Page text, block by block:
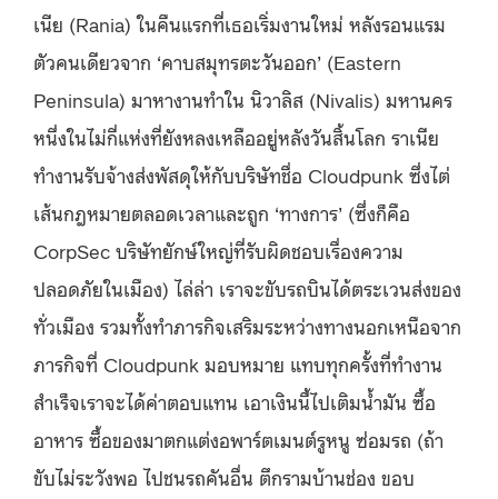
เนีย (Rania) ในคืนแรกที่เธอเริ่มงานใหม่ หลังรอนแรม
ตัวคนเดียวจาก ‘คาบสมุทรตะวันออก’ (Eastern
Peninsula) มาหางานทำใน นิวาลิส (Nivalis) มหานคร
หนึ่งในไม่กี่แห่งที่ยังหลงเหลืออยู่หลังวันสิ้นโลก ราเนีย
ทำงานรับจ้างส่งพัสดุให้กับบริษัทชื่อ Cloudpunk ซึ่งไต่
เส้นกฎหมายตลอดเวลาและถูก ‘ทางการ’ (ซึ่งก็คือ
CorpSec บริษัทยักษ์ใหญ่ที่รับผิดชอบเรื่องความ
ปลอดภัยในเมือง) ไล่ล่า เราจะขับรถบินได้ตระเวนส่งของ
ทั่วเมือง รวมทั้งทำภารกิจเสริมระหว่างทางนอกเหนือจาก
ภารกิจที่ Cloudpunk มอบหมาย แทบทุกครั้งที่ทำงาน
สำเร็จเราจะได้ค่าตอบแทน เอาเงินนี้ไปเติมน้ำมัน ซื้อ
อาหาร ซื้อของมาตกแต่งอพาร์ตเมนต์รูหนู ซ่อมรถ (ถ้า
ขับไม่ระวังพอ ไปชนรถคันอื่น ตึกรามบ้านช่อง ขอบ